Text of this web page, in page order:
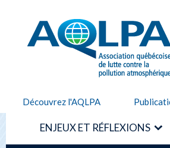
AQLPA
Découvrez l'AQLPA
ENJEUX ET RÉFLEXIONS